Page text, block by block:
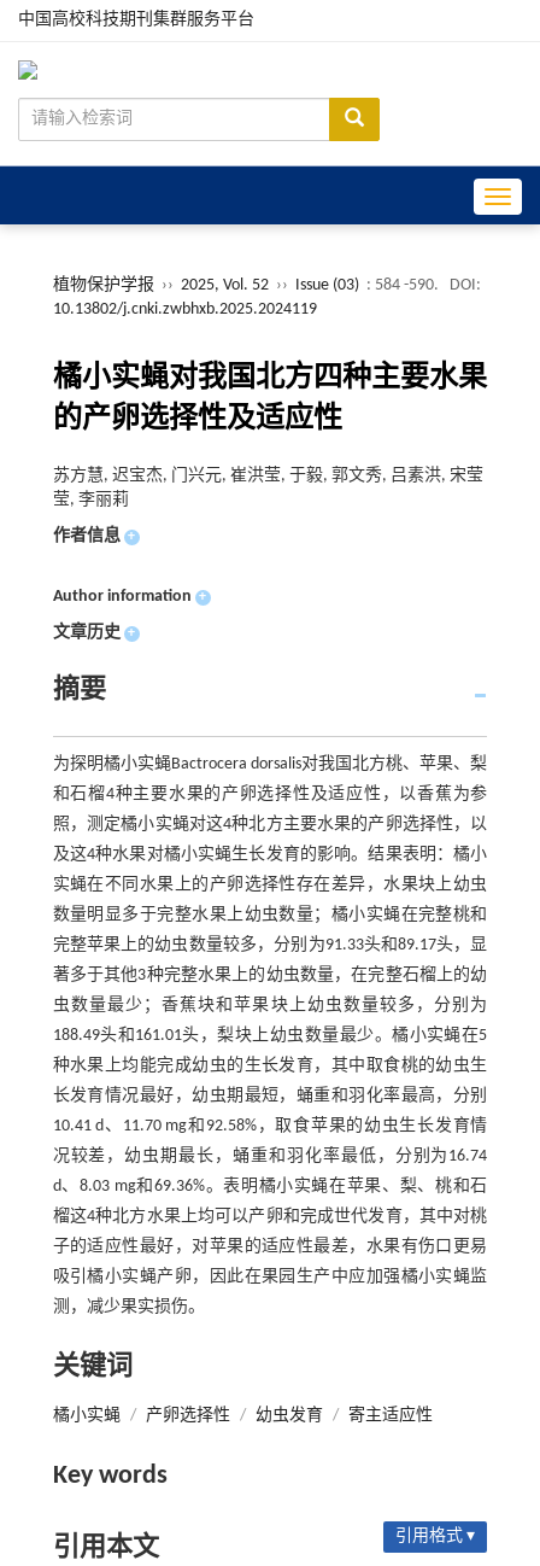
中国高校科技期刊集群服务平台
植物保护学报 ›› 2025, Vol. 52 ›› Issue (03) : 584 -590.
DOI:
10.13802/j.cnki.zwbhxb.2025.2024119
橘小实蝇对我国北方四种主要水果
的产卵选择性及适应性
苏方慧, 迟宝杰, 门兴元, 崔洪莹, 于毅, 郭文秀, 吕素洪, 宋莹
莹, 李丽莉
作者信息 +
Author information +
文章历史 +
摘要
为探明橘小实蝇Bactrocera dorsalis对我国北方桃、苹果、梨
和石榴4种主要水果的产卵选择性及适应性，以香蕉为参
照，测定橘小实蝇对这4种北方主要水果的产卵选择性，以
及这4种水果对橘小实蝇生长发育的影响。结果表明：橘小
实蝇在不同水果上的产卵选择性存在差异，水果块上幼虫
数量明显多于完整水果上幼虫数量；橘小实蝇在完整桃和
完整苹果上的幼虫数量较多，分别为91.33头和89.17头，显
著多于其他3种完整水果上的幼虫数量，在完整石榴上的幼
虫数量最少；香蕉块和苹果块上幼虫数量较多，分别为
188.49头和161.01头，梨块上幼虫数量最少。橘小实蝇在5
种水果上均能完成幼虫的生长发育，其中取食桃的幼虫生
长发育情况最好，幼虫期最短，蛹重和羽化率最高，分别
10.41 d、11.70 mg和92.58%，取食苹果的幼虫生长发育情
况较差，幼虫期最长，蛹重和羽化率最低，分别为16.74
d、8.03 mg和69.36%。表明橘小实蝇在苹果、梨、桃和石
榴这4种北方水果上均可以产卵和完成世代发育，其中对桃
子的适应性最好，对苹果的适应性最差，水果有伤口更易
吸引橘小实蝇产卵，因此在果园生产中应加强橘小实蝇监
测，减少果实损伤。
关键词
橘小实蝇 / 产卵选择性 / 幼虫发育 / 寄主适应性
Key words
引用本文 引用格式 ▾